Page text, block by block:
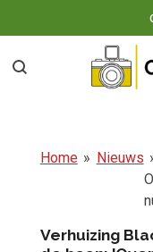
direct
naar
Home » Nieuws
Verhuizing